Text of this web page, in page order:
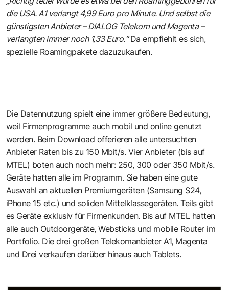
die USA. A1 verlangt 4,99 Euro pro Minute. Und selbst die
günstigsten Anbieter – DIALOG Telekom und Magenta –
verlangten immer noch 1,33 Euro.“Da empfiehlt es sich,
spezielle Roamingpakete dazuzukaufen.
Die Datennutzung spielt eine immer größere Bedeutung,
weil Firmenprogramme auch mobil und online genutzt
werden. Beim Download offerieren alle untersuchten
Anbieter Raten bis zu 150 Mbit/s. Vier Anbieter (bis auf
MTEL) boten auch noch mehr: 250, 300 oder 350 Mbit/s.
Geräte hatten alle im Programm. Sie haben eine gute
Auswahl an aktuellen Premiumgeräten (Samsung S24,
iPhone 15 etc.) und soliden Mittelklassegeräten. Teils gibt
es Geräte exklusiv für Firmenkunden. Bis auf MTEL hatten
alle auch Outdoorgeräte, Websticks und mobile Router im
Portfolio. Die drei großen Telekomanbieter A1, Magenta
und Drei verkaufen darüber hinaus auch Tablets.